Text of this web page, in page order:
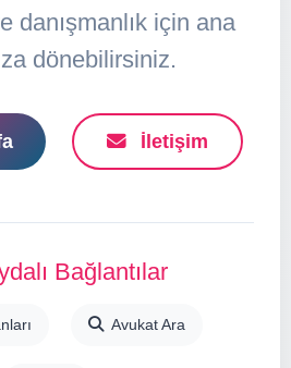
danışmanlık için ana
dönebilirsiniz.
İletişim
Bağlantılar
Avukat Ara